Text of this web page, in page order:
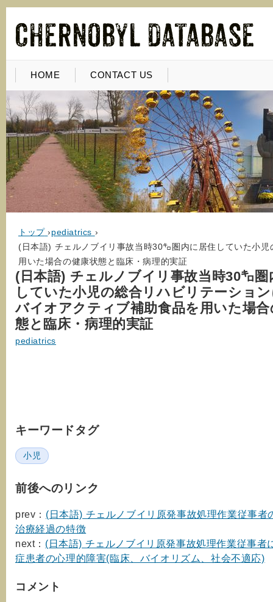
HOME CONTACT US
トップ ›pediatrics ›
(日本語) チェルノブイリ事故当時30㌔圏内に居住していた小
用いた場合の健康状態と臨床・病理的実証
(日本語) チェルノブイリ事故当時30㌔圏
していた小児の総合リハビリテーショ
バイオアクティブ補助食品を用いた場合
態と臨床・病理的実証
pediatrics
キーワードタグ
小児
前後へのリンク
prev： (日本語) チェルノブイリ原発事故処理作業従事者
治療経過の特徴
next： (日本語) チェルノブイリ原発事故処理作業従事者
症患者の心理的障害(臨床、バイオリズム、社会不適応)
コメント